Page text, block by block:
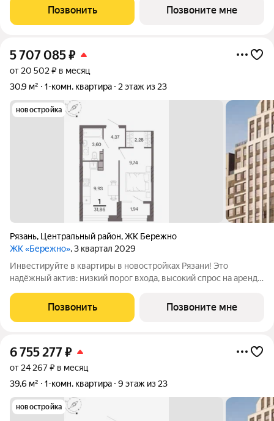
Жилой квартал «Бережно» это проект класса Бизнес,
созданный с уважением к городу и
Позвонить Позвоните мне
5 707 085₽
от 20 502 ₽ в месяц
30,9 м²
1-комн. квартира 2 этаж из 23
новостройка
Рязань, Центральный район,ЖК Бережно
ЖК «Бережно», 3 квартал 2029
Инвестируйте в квартиры в новостройках Рязани! Это
надёжный актив: низкий порог входа, высокий спрос на аренду
Жилой квартал «Бережно» это проект класса Бизнес,
созданный с уважением к городу и
Позвонить Позвоните мне
6 755 277₽
от 24 267 ₽ в месяц
39,6 м²
1-комн. квартира 9 этаж из 23
новостройка